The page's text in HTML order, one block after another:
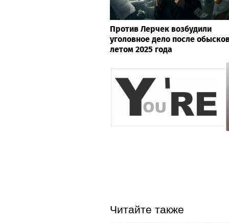
Против Лерчек возбудили
уголовное дело после
летом 2025 года
Читайте также